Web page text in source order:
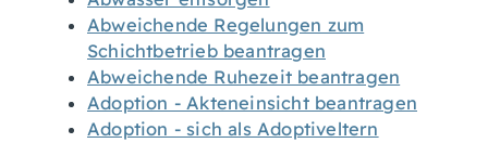
Abweichende Regelungen zum
Schichtbetrieb beantragen
Abweichende Ruhezeit beantragen
Adoption - Akteneinsicht beantragen
Adoption - sich als Adoptiveltern